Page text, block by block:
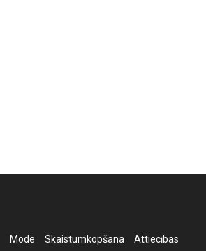
Mode Skaistumkopšana
Attiecības